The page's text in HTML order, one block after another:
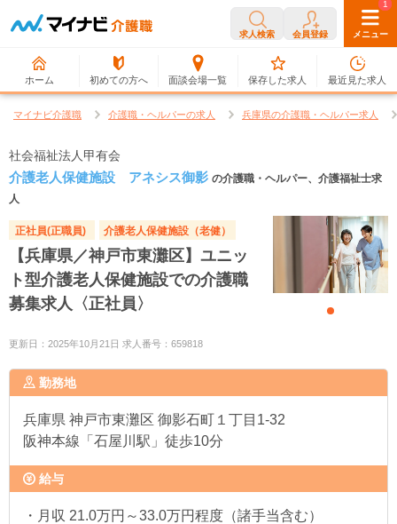
求人検索 会員登録 メニュー
ホーム 初めての方へ 面談会場一覧
0
保存した求人
1
最近見た求人
マイナビ介護職 介護職・ヘルパーの求人 兵庫県の介護職・ヘルパー求人
社会福祉法人甲有会
介護老人保健施設 アネシス御影 の介護職・ヘルパー、介護福祉士求
人
正社員(正職員) 介護老人保健施設（老健）
【兵庫県／神戸市東灘区】ユニッ
ト型介護老人保健施設での介護職
募集求人〈正社員〉
更新日：2025年10月21日 求人番号：659818
勤務地
兵庫県 神戸市東灘区 御影石町１丁目1-32
阪神本線「石屋川駅」徒歩10分
給与
・月収 21.0万円～33.0万円程度（諸手当含む）